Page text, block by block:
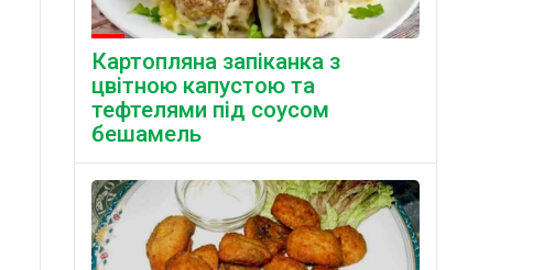
Картопляна запіканка з
цвітною капустою та
тефтелями під соусом
бешамель